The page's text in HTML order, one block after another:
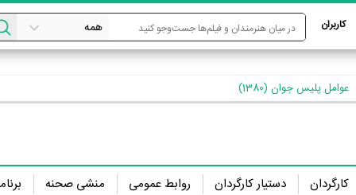
کاربران
عوامل پلیس جوان (1380)
کارگردان دستیار کارگردان روابط عمومی منشی صحنه